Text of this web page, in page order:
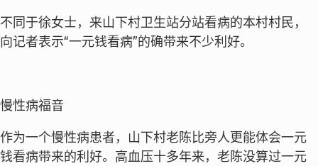
不同于徐女士，来山下村卫生站分站看病的本村村民，
向记者表示“一元钱看病”的确带来不少利好。
慢性病福音
作为一个慢性病患者，山下村老陈比旁人更能体会一元
钱看病带来的利好。高血压十多年来，老陈没算过一元